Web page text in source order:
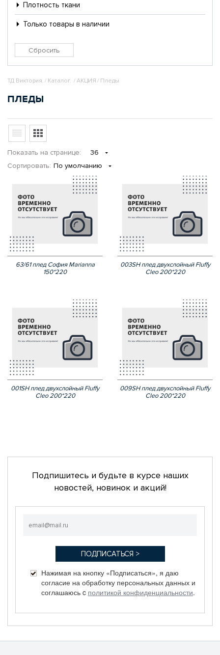
Плотность ткани
Только товары в наличии
ТД Виктория. / Каталог. / АКЦИЯ / Пледы
ПЛЕДЫ
Показать на странице:
36
Сортировать: По умолчанию
63/61 плед София Marianna
150*220
003SH плед двухслойный Fluffy
Cleo 200*220
001SH плед двухслойный Fluffy
Cleo 200*220
009SH плед двухслойный Fluffy
Cleo 200*220
Подпишитесь и будьте в курсе наших
новостей, новинок и акций!
Нажимая на кнопку «Подписаться», я даю
согласие на обработку персональных данных и
соглашаюсь c политикой конфиденциальности.